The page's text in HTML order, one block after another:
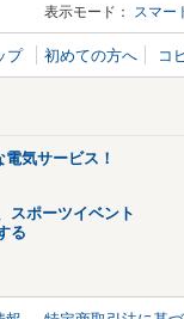
表示モード： スマー
プ 初めての方へ コ
気サービス！
スポーツイベント
る